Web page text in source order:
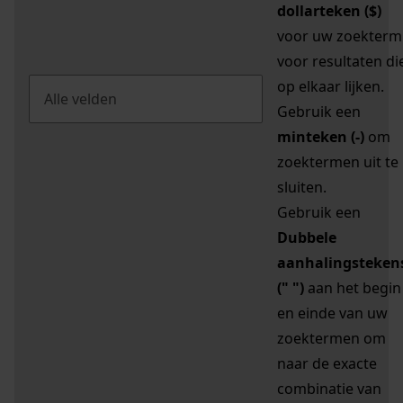
dollarteken ($)
voor uw zoekterm
voor resultaten
op elkaar lijken.
Gebruik een
minteken (-) om
zoektermen uit te
sluiten.
Gebruik een
Dubbele
(" ") aan het begin
en einde van uw
zoektermen om
naar de exacte
combinatie van